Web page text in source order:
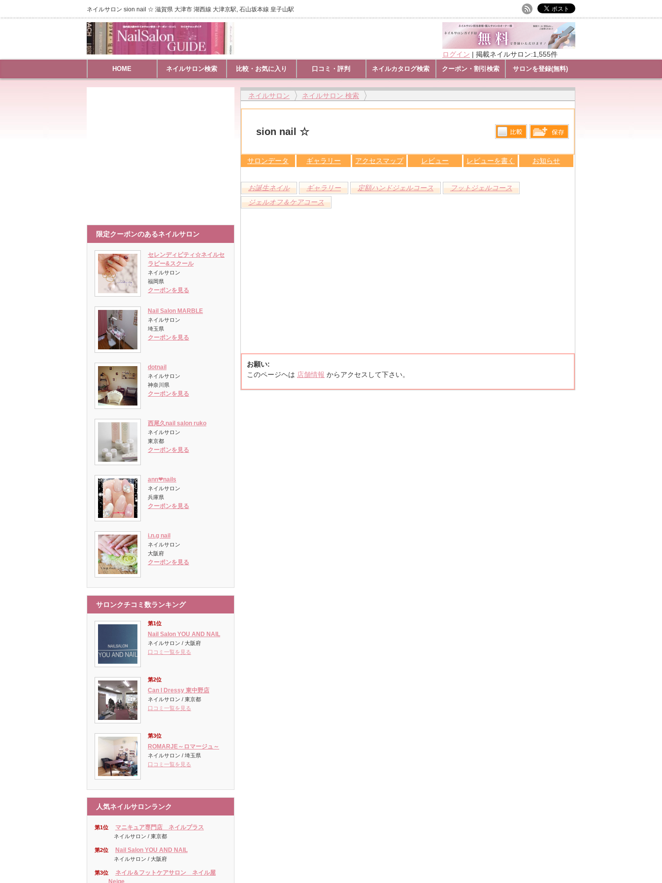
ネイルサロン sion nail ☆ 滋賀県 大津市 湖西線 大津京駅, 石山坂本線 皇子山駅
HOME ネイルサロン検索 比較・お気に入り 口コミ・評判 ネイルカタログ検索 クーポン・割引検索 サロンを登録(無料)
ログイン | 掲載ネイルサロン:1,555件
ネイルサロン ネイルサロン 検索
sion nail ☆
る
トへ登録
サロンデータ ギャラリー アクセスマップ レビュー レビューを書く お知らせ
お誕生ネイル ギャラリー 定額ハンドジェルコース
フットジェルコース
ジェルオフ＆ケアコース
お願い:
このページヘは 店舗情報 からアクセスして下さい。
限定クーポンのあるネイルサロン
セレンディピティ☆ネイルセ
ラピー&スクール
ネイルサロン
福岡県
クーポンを見る
Nail Salon MARBLE
ネイルサロン
埼玉県
クーポンを見る
dotnail
ネイルサロン
神奈川県
クーポンを見る
西尾久nail salon ruko
ネイルサロン
東京都
クーポンを見る
ann❤︎nails
ネイルサロン
兵庫県
クーポンを見る
i.n.g nail
ネイルサロン
大阪府
クーポンを見る
サロンクチコミ数ランキング
第1位
Nail Salon YOU AND NAIL
ネイルサロン / 大阪府
口コミ一覧を見る
第2位
Can I Dressy 東中野店
ネイルサロン / 東京都
口コミ一覧を見る
第3位
ROMARJE～ロマージュ～
ネイルサロン / 埼玉県
口コミ一覧を見る
人気ネイルサロンランク
第1位 マニキュア専門店 ネイルプラス
ネイルサロン / 東京都
第2位 Nail Salon YOU AND NAIL
ネイルサロン / 大阪府
第3位
ネイル＆フットケアサロン ネイル屋
Neige